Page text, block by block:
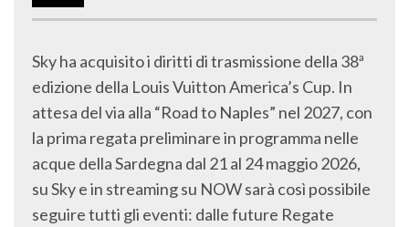
Sky ha acquisito i diritti di trasmissione della 38ª
edizione della Louis Vuitton America’s Cup. In
attesa del via alla “Road to Naples” nel 2027, con
la prima regata preliminare in programma nelle
acque della Sardegna dal 21 al 24 maggio 2026,
su Sky e in streaming su NOW sarà così possibile
seguire tutti gli eventi: dalle future Regate